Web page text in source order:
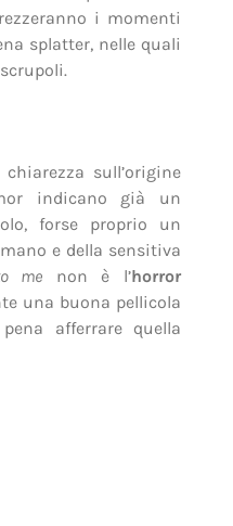
i momenti
splatter, nelle quali
sull’origine
indicano già un
forse proprio un
e della sensitiva
me non è l’horror
una buona pellicola
afferrare quella